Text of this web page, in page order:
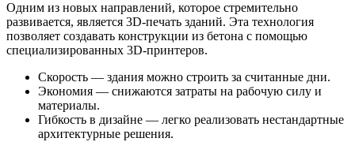
Одним из новых направлений, которое стремительно
развивается, является 3D-печать зданий. Эта технология
позволяет создавать конструкции из бетона с помощью
специализированных 3D-принтеров.
Скорость — здания можно строить за считанные дни.
Экономия — снижаются затраты на рабочую силу и
материалы.
Гибкость в дизайне — легко реализовать нестандартные
архитектурные решения.